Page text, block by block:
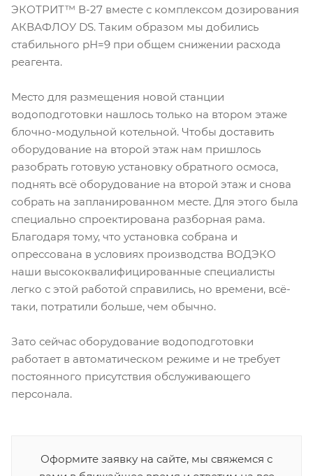
ЭКОТРИТ™ В-27 вместе с комплексом дозирования
АКВАФЛОУ DS. Таким образом мы добились
стабильного рН=9 при общем снижении расхода
реагента.
Место для размещения новой станции
водоподготовки нашлось только на втором этаже
блочно-модульной котельной. Чтобы доставить
оборудование на второй этаж нам пришлось
разобрать готовую установку обратного осмоса,
поднять всё оборудование на второй этаж и снова
собрать на запланированном месте. Для этого была
специально спроектирована разборная рама.
Благодаря тому, что установка собрана и
опрессована в условиях производства ВОДЭКО
наши высококвалифицированные специалисты
легко с этой работой справились, но времени, всё-
таки, потратили больше, чем обычно.
Зато сейчас оборудование водоподготовки
работает в автоматическом режиме и не требует
постоянного присутствия обслуживающего
персонала.
Оформите заявку на сайте, мы свяжемся с